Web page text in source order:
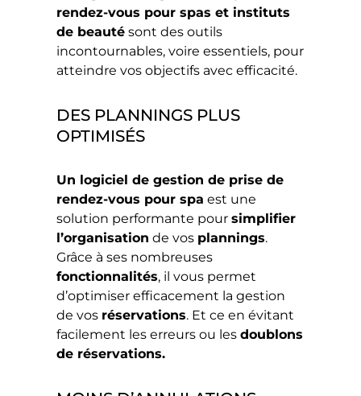
rendez-vous pour spas et instituts
de beauté sont des outils
incontournables, voire essentiels, pour
atteindre vos objectifs avec efficacité.
DES PLANNINGS PLUS
OPTIMISÉS
Un logiciel de gestion de prise de
rendez-vous pour spa est une
solution performante pour simplifier
l’organisation de vos plannings.
Grâce à ses nombreuses
fonctionnalités, il vous permet
d’optimiser efficacement la gestion
de vos réservations. Et ce en évitant
facilement les erreurs ou les doublons
de réservations.